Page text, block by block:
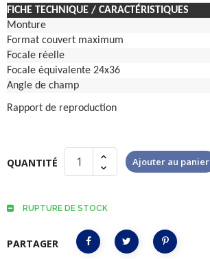
FICHE TECHNIQUE / CARACTÉRISTIQUES
Monture
Format couvert maximum
Focale réelle
Focale équivalente 24x36
Angle de champ
Rapport de reproduction
QUANTITÉ Ajouter au panier
RUPTURE DE STOCK
PARTAGER